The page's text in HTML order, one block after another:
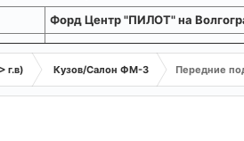
Форд Центр "ПИЛОТ" на
г.в) Кузов/Салон ФМ-3 Передние